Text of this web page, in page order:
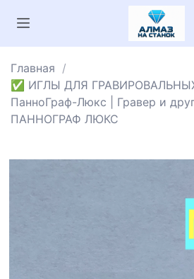
Главная
✅ ИГЛЫ ДЛЯ
ПанноГраф-Люкс | Гравер и
ПАННОГРАФ ЛЮКС